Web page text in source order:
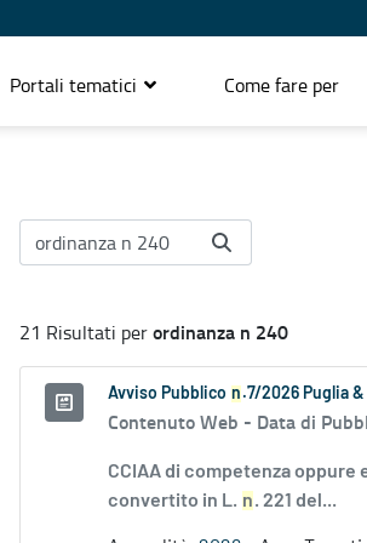
Portali tematici Come fare per
21 Risultati perordinanza n 240
Avviso Pubblico n .7/2026 Puglia
Contenuto Web - Data di
CCIAA di competenza
convertito in L. n. 221 del...